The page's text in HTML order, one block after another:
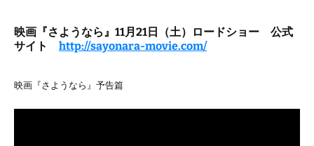
映画『さようなら』11月21日（土）ロードショー 公式
サイト http://sayonara-movie.com/
映画『さようなら』予告篇